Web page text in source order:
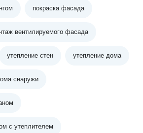
покраска фасада
вентилируемого фасада
утепление стен утепление дома
снаружи
с утеплителем